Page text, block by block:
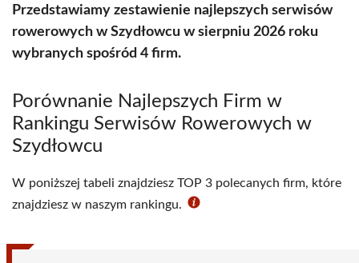
Przedstawiamy zestawienie najlepszych serwisów
rowerowych w Szydłowcu w sierpniu 2026 roku
wybranych spośród 4 firm.
Porównanie Najlepszych Firm w
Rankingu Serwisów Rowerowych w
Szydłowcu
W poniższej tabeli znajdziesz TOP 3 polecanych firm, które
znajdziesz w naszym rankingu.